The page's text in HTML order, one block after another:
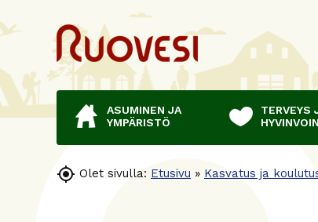
ASUMINEN JA
YMPÄRISTÖ
TERVEYS
 Olet sivulla: Etusivu » Kasvatus ja